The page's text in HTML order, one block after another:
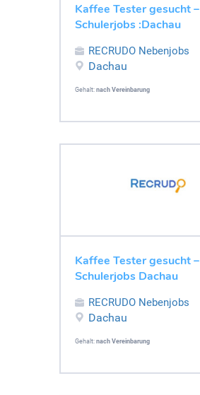
Kaffee Tester gesucht –
Schulerjobs :Dachau
RECRUDO Nebenjobs
Dachau
Gehalt: nach Vereinbarung
Kaffee Tester gesucht –
Schulerjobs Dachau
RECRUDO Nebenjobs
Dachau
Gehalt: nach Vereinbarung